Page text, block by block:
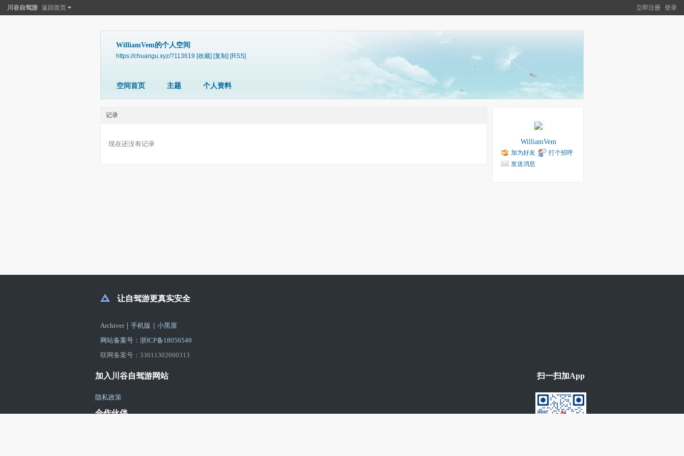
立即注册 登录
川谷自驾游 返回首页
WilliamVem的个人空间
https://chuangu.xyz/?113619 [收藏] [复制] [RSS]
空间首页 主题 个人资料
记录
现在还没有记录 WilliamVem
加为好友
打个招呼
发送消息
让自驾游更真实安全
Archiver | 手机版 | 小黑屋
网站备案号：浙ICP备18056549
联网备案号：33011302000313
加入川谷自驾游网站
隐私政策
合作伙伴
扫一扫加App